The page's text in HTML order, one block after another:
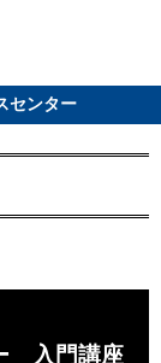
センター
入門講座